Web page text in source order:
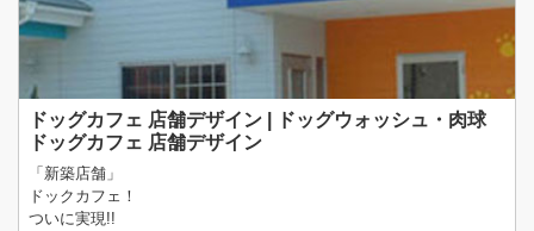
ドッグカフェ 店舗デザイン | ドッグウォッシュ・肉球
ドッグカフェ 店舗デザイン
「新築店舗」
ドックカフェ！
ついに実現!!